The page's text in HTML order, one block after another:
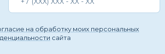
на обработку моих персональных
сайта